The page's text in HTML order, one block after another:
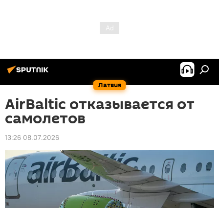
Латвия
AirBaltic отказывается от
самолетов
13:26 08.07.2026